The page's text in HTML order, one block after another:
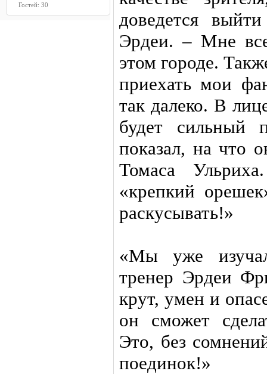
Гостей: 30
доведется
Эрдеи. – Мне
этом городе.
приехать мои
так далеко. В
будет сильный
показал, на что
Томаса
«крепкий
раскусывать!»
«Мы уже
тренер Эрдеи
крут, умен и
он сможет
Это, без
поединок!»